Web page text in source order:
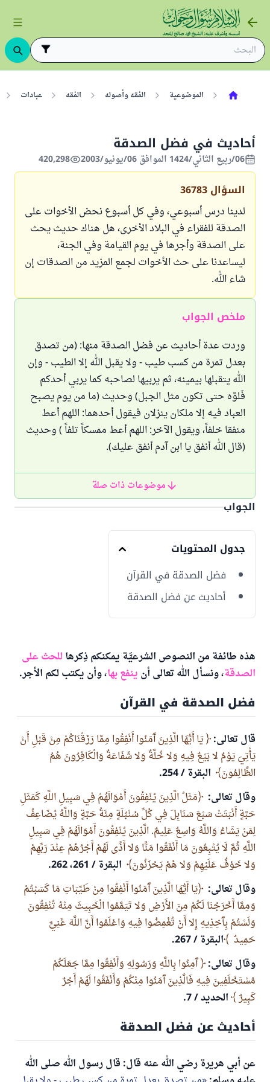
الموضوعية الفقه وأصوله الفقه عبادات
أحاديث في فضل الصدقة
06/ربيع الثاني/1424 الموافق 06/يونيو/2003 420,298
السؤال 36783
لدينا درس أسبوعي، وفي كل أسبوع نحض الأخوات على
الصدقة للفقراء في البلاد الأخرى، هل هناك حديث يحث
على الصدقة وأجرها في يوم القيامة وفي الجنة،
ليساعدنا على حث الأخوات لجمع المزيد من الصدقات إن
شاء الله.
ملخص الجواب
وردت عدة أحاديث عن فضل الصدقة منها: (من تصدق
بعدل تمرة من كسب طيب - ولا يقبل الله إلا الطيب - وإن
الله يتقبلها بيمينه، ثم يربيها لصاحبه كما يربي أحدكم
فَلوَّه حتى تكون مثل الجبل) وحديث (ما من يوم يصبح
العباد فيه إلا ملكان ينزلان فيقول أحدهما: اللهم أعط
منفقا خلفاً، ويقول الآخر: اللهم أعط ممسكاً تلفاً ) وحديث
(قال الله أنفق يا ابن آدم أنفق عليك).
موضوعات ذات صلة
الجواب
جدول المحتويات
فضل الصدقة في القرآن
أحاديث عن فضل الصدقة
هذه طائفة من النصوص الشرعيَّة يمكنكم ذِكرها للحث على
الصدقة، ونسأل الله تعالى أن ينفع بها،وأن يكتب لكم الأجر.
فضل الصدقة في القرآن
قال تعالى: يَا أَيُّهَا الَّذِينَ آَمَنُوا أَنْفِقُوا مِمَّا رَزَقْنَاكُمْ مِنْ قَبْلِ أَنْ
يَأْتِيَ يَوْمٌ لا بَيْعٌ فِيهِ وَلا خُلَّةٌ وَلا شَفَاعَةٌ وَالْكَافِرُونَ هُمُ
الظَّالِمُونَ
البقرة / 254.
وقال تعالى:
مَثَلُ الَّذِينَ يُنْفِقُونَ أَمْوَالَهُمْ فِي سَبِيلِ اللَّهِ كَمَثَلِ
حَبَّةٍ أَنْبَتَتْ سَبْعَ سَنَابِلَ فِي كُلِّ سُنْبُلَةٍ مِئَةُ حَبَّةٍ وَاللَّهُ يُضَاعِفُ
لِمَنْ يَشَاءُ وَاللَّهُ وَاسِعٌ عَلِيمٌ. الَّذِينَ يُنْفِقُونَ أَمْوَالَهُمْ فِي سَبِيلِ
اللَّهِ ثُمَّ لَا يُتْبِعُونَ مَا أَنْفَقُوا مَنًّا وَلا أَذًى لَهُمْ أَجْرُهُمْ عِنْدَ رَبِّهِمْ
وَلا خَوْفٌ عَلَيْهِمْ وَلا هُمْ يَحْزَنُونَ
البقرة / 261، 262.
وقال تعالى: يَا أَيُّهَا الَّذِينَ آَمَنُوا أَنْفِقُوا مِنْ طَيِّبَاتِ مَا كَسَبْتُمْ
وَمِمَّا أَخْرَجْنَا لَكُمْ مِنَ الأَرْضِ وَلا تَيَمَّمُوا الْخَبِيثَ مِنْهُ تُنْفِقُونَ
وَلَسْتُمْ بِآَخِذِيهِ إِلا أَنْ تُغْمِضُوا فِيهِ وَاعْلَمُوا أَنَّ اللَّهَ غَنِيٌّ
حَمِيدٌ البقرة / 267.
وقال تعالى: آَمِنُوا بِاللَّهِ وَرَسُولِهِ وَأَنْفِقُوا مِمَّا جَعَلَكُمْ
مُسْتَخْلَفِينَ فِيهِ فَالَّذِينَ آَمَنُوا مِنْكُمْ وَأَنْفَقُوا لَهُمْ أَجْرٌ
كَبِيرٌ الحديد / 7.
أحاديث عن فضل الصدقة
عن أبي هريرة رضي الله عنه قال: قال رسول الله صلى الله